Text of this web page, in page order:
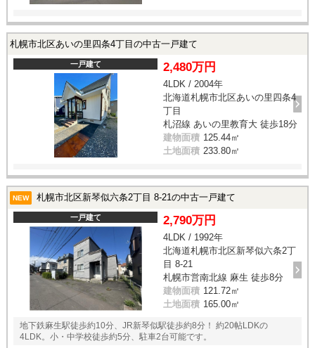
札幌市北区あいの里四条4丁目の中古一戸建て
一戸建て 2,480万円
4LDK / 2004年
北海道札幌市北区あいの里四条4
丁目
札沼線 あいの里教育大 徒歩18分
建物面積 125.44㎡
土地面積 233.80㎡
NEW 札幌市北区新琴似六条2丁目 8-21の中古一戸建て
一戸建て 2,790万円
4LDK / 1992年
北海道札幌市北区新琴似六条2丁
目 8-21
札幌市営南北線 麻生 徒歩8分
建物面積 121.72㎡
土地面積 165.00㎡
地下鉄麻生駅徒歩約10分、JR新琴似駅徒歩約8分！ 約20帖LDKの
4LDK。小・中学校徒歩約5分、駐車2台可能です。